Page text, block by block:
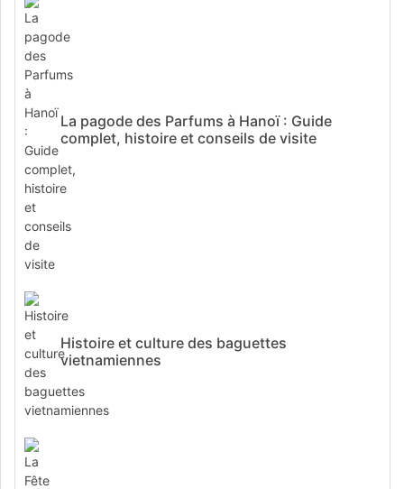
La pagode des Parfums à Hanoï : Guide
complet, histoire et conseils de visite
Histoire et culture des baguettes
vietnamiennes